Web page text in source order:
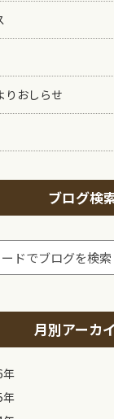
りおしらせ
ブログ検
月別アーカ
年
年